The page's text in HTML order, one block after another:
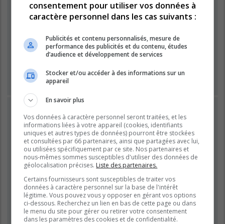
Mot de passe :
Se souvenir de moi
Masquer ma présence lors de cette session
INSCRIPTION
Vous devez être inscrit avant de pouvoir vous connecter.
L’inscription est rapide et vous offre de nombreux avantages.
Les administrateurs du forum peuvent accorder des
fonctionnalités supplémentaires aux utilisateurs inscrits. Avant
de vous inscrire, assurez-vous d’avoir pris connaissance de
nos conditions d’utilisation et de notre politique de
confidentialité. Veuillez également prendre le temps de
consulter attentivement toutes les règles du forum lors de votre
navigation.
Conditions d’utilisation|Politique de confidentialité
consentement pour utiliser vos données à
caractère personnel dans les cas suivants :
Publicités et contenu personnalisés, mesure de
performance des publicités et du contenu, études
d’audience et développement de services
Stocker et/ou accéder à des informations sur un
appareil
En savoir plus
Vos données à caractère personnel seront traitées, et les
informations liées à votre appareil (cookies, identifiants
uniques et autres types de données) pourront être stockées
et consultées par 66 partenaires, ainsi que partagées avec lui,
ou utilisées spécifiquement par ce site. Nos partenaires et
nous-mêmes sommes susceptibles d'utiliser des données de
géolocalisation précises. Liste des partenaires.
Certains fournisseurs sont susceptibles de traiter vos
données à caractère personnel sur la base de l'intérêt
légitime. Vous pouvez vous y opposer en gérant vos options
ci-dessous. Recherchez un lien en bas de cette page ou dans
le menu du site pour gérer ou retirer votre consentement
dans les paramètres des cookies et de confidentialité.